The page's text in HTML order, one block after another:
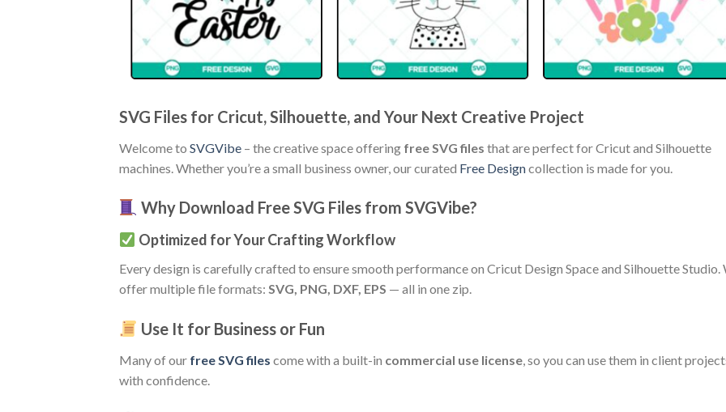
SVG Files for Cricut, Silhouette, and Your Next Creative Project
Welcome to SVGVibe – the creative space offering free SVG files that are perfect for Cricut and Silhouette
machines. Whether you’re a small business owner, our curated Free Designcollection is made for you.
Why Download Free SVG Files from SVGVibe?
Optimized for Your Crafting Workflow
Every design is carefully crafted to ensure smooth performance on Cricut Design Space and Silhouette Studio.
offer multiple file formats: SVG, PNG, DXF, EPS — all in one zip.
Use It for Business or Fun
Many of our free SVG files come with a built-in commercial use license, so you can use them in client
with confidence.